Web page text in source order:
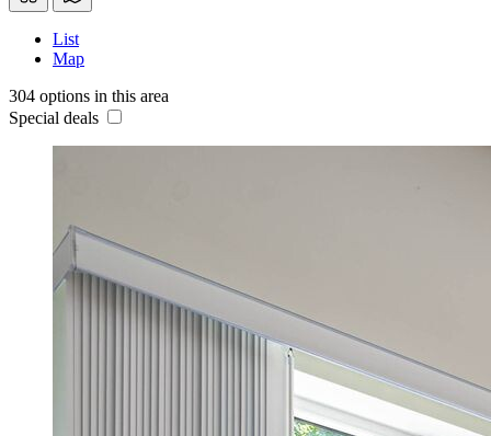
List
Map
304 options in this area
Special deals